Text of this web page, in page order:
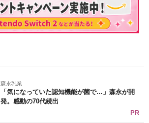
森永乳業
「気になっていた認知機能が菌で…」森永が開
発。感動の70代続出
PR